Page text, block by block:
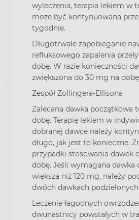
wyleczenia, terapia lekiem w
może być kontynuowana
tygodnie.
Długotrwałe zapobieganie
refluksowego zapalenia
dobę. W razie konieczności
zwiększona do 30 mg na
Zespół Zollingera-Ellisona
Zalecana dawka początkowa
dobę. Terapię lekiem w
dobranej dawce należy
długo, jak jest to konieczne.
przypadki stosowania dawek
dobę. Jeśli wymagana dawka
większa niż 120 mg, należy
dwóch dawkach podzielonych.
Leczenie łagodnych
dwunastnicy powstałych w